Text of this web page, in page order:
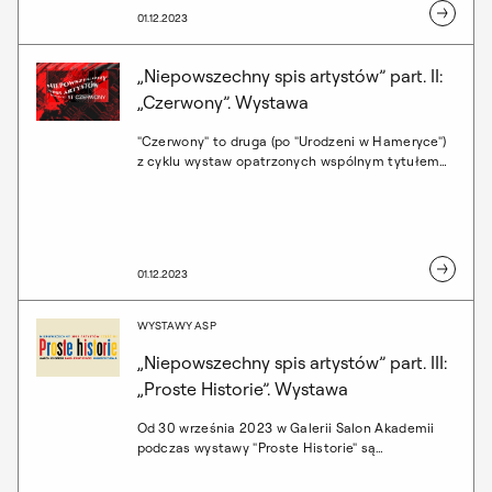
względem mainstreamu, twórczość: Grzegorza
Kozery, Marty Nadolle i Sebastiana Kroka.
Wystawa potrwa do 6 maja 2023.
01.12.2023
„Niepowszechny spis artystów” part. II:
„Czerwony”. Wystawa
"Czerwony" to druga (po "Urodzeni w Hameryce")
z cyklu wystaw opatrzonych wspólnym tytułem
działalność artystyczną odczuwają pewien rodzaj
wspólnoty. Być może dotyczy to wspólnoty
pokoleniowej. A może wspólnym polem jest
01.12.2023
WYSTAWY ASP
„Niepowszechny spis artystów” part. III:
„Proste Historie”. Wystawa
Od 30 września 2023 w Galerii Salon Akademii
podczas wystawy "Proste Historie" są